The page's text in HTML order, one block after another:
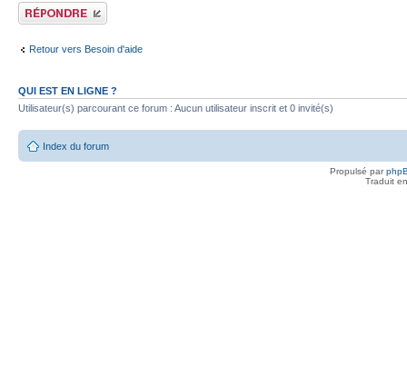
Publier une réponse
Retour vers Besoin d'aide
QUI EST EN LIGNE ?
Utilisateur(s) parcourant ce forum : Aucun utilisateur inscrit et 0 invité(s)
Index du forum
Propulsé par
Traduit